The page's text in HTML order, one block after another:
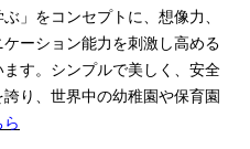
」をコンセプトに、想像力、
ーション能力を刺激し高める
す。シンプルで美しく、安全
り、世界中の幼稚園や保育園